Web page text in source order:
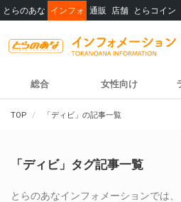
とらのあな インフォ 通販 店舗 とらコイン
総合 女性向け
TOP 「ディビ」の記事一覧
「ディビ」タグ記事一覧
とらのあなインフォメーションでは